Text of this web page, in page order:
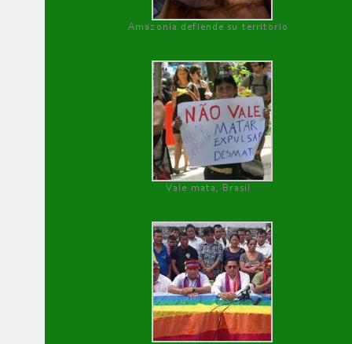
Amazonía defiende su territorio
Vale mata, Brasil